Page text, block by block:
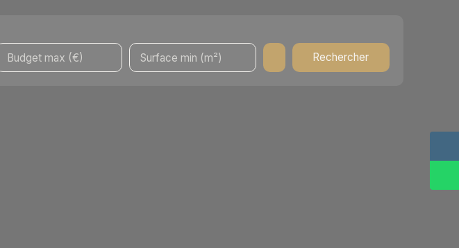
Budget max (€) Surface min (m²) Rechercher